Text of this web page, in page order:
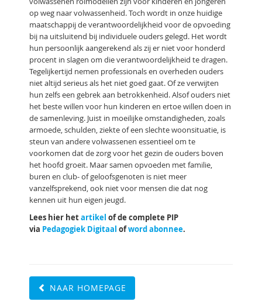
op weg naar volwassenheid. Toch wordt in onze huidige
maatschappij de verantwoordelijkheid voor de opvoeding
bij na uitsluitend bij individuele ouders gelegd. Het wordt
hun persoonlijk aangerekend als zij er niet voor honderd
procent in slagen om die verantwoordelijkheid te dragen.
Tegelijkertijd nemen professionals en overheden ouders
niet altijd serieus als het niet goed gaat. Of ze verwijten
hun zelfs een gebrek aan betrokkenheid. Alsof ouders niet
het beste willen voor hun kinderen en ertoe willen doen in
de samenleving. Juist in moeilijke omstandigheden, zoals
armoede, schulden, ziekte of een slechte woonsituatie, is
steun van andere volwassenen essentieel om te
voorkomen dat de zorg voor het gezin de ouders boven
het hoofd groeit. Maar samen opvoeden met familie,
buren en club- of geloofsgenoten is niet meer
vanzelfsprekend, ook niet voor mensen die dat nog
kennen uit hun eigen jeugd.
Lees hier hetartikel of de complete PIP
via Pedagogiek Digitaal ofword abonnee.
NAAR HOMEPAGE